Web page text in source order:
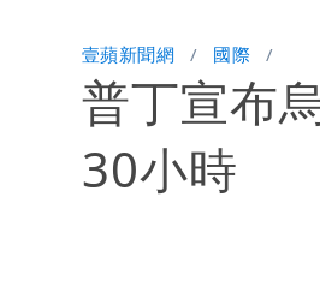
白海豚颱風攪局
女律師詐慈濟10
演習登場！搭雙
壹蘋新聞網 國際
普丁宣布
30小時